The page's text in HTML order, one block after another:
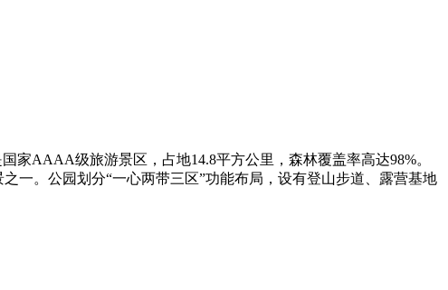
家AAAA级旅游景区，占地14.8平方公里，森林覆盖率高达98%。
一。公园划分“一心两带三区”功能布局，设有登山步道、露营基地